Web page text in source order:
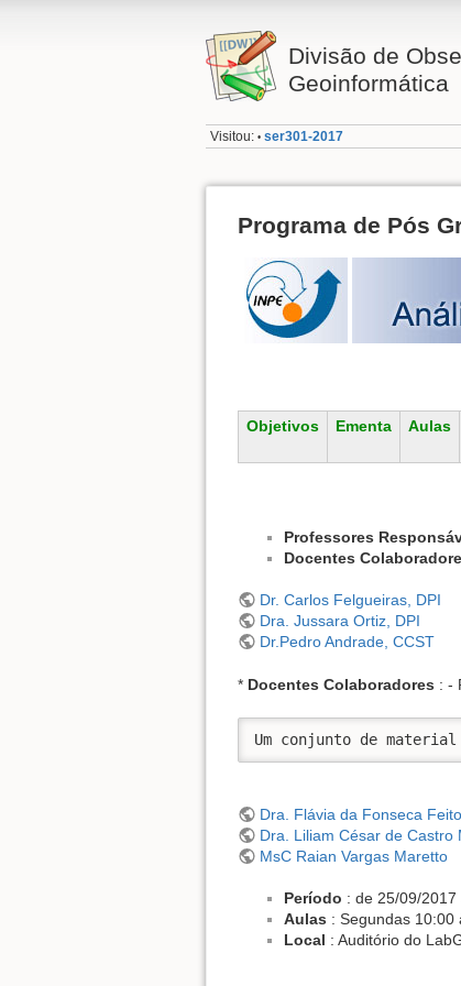
Divisão de
Geoinformática
Visitou: • ser301-2017
Programa de Pós
Objetivos Ementa Aulas
Professores
Docentes
Dr. Carlos Felgueiras, DPI
Dra. Jussara Ortiz, DPI
Dr.Pedro Andrade, CCST
* Docentes Colaboradores : -
Um conjunto de
Dra. Flávia da Fonseca
Dra. Liliam César de Castro
MsC Raian Vargas Maretto
Período : de 25/09/
Aulas : Segundas 10:00
Local : Auditório do